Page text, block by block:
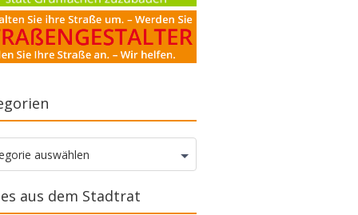
auswählen
aus dem Stadtrat